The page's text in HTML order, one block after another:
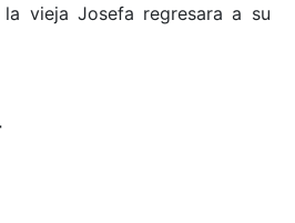
vieja Josefa regresara a su